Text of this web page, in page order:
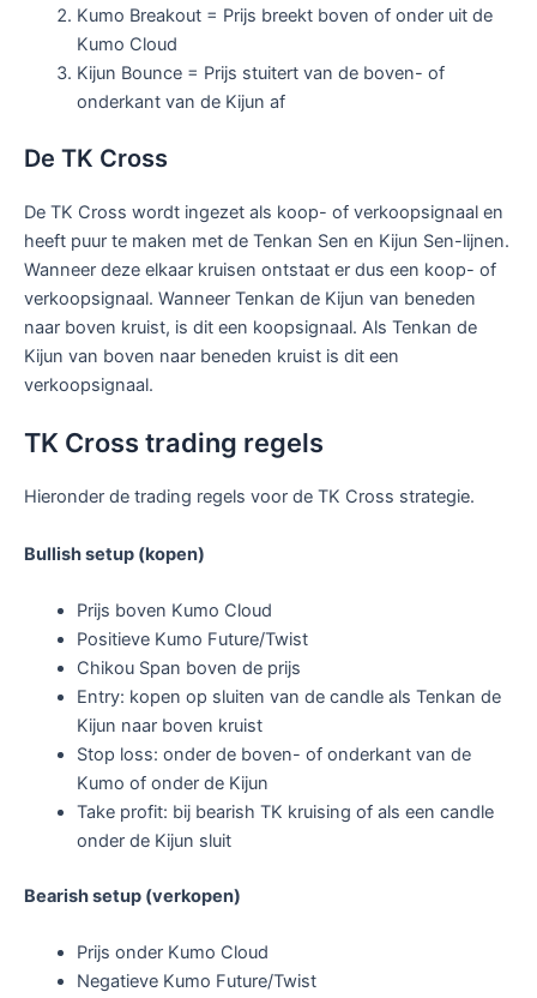
Kumo Breakout = Prijs breekt boven of onder uit de
Kumo Cloud
Kijun Bounce = Prijs stuitert van de boven- of
onderkant van de Kijun af
De TK Cross
De TK Cross wordt ingezet als koop- of verkoopsignaal en
heeft puur te maken met de Tenkan Sen en Kijun Sen-lijnen.
Wanneer deze elkaar kruisen ontstaat er dus een koop- of
verkoopsignaal. Wanneer Tenkan de Kijun van beneden
naar boven kruist, is dit een koopsignaal. Als Tenkan de
Kijun van boven naar beneden kruist is dit een
verkoopsignaal.
TK Cross trading regels
Hieronder de trading regels voor de TK Cross strategie.
Bullish setup (kopen)
Prijs boven Kumo Cloud
Positieve Kumo Future/Twist
Chikou Span boven de prijs
Entry: kopen op sluiten van de candle als Tenkan de
Kijun naar boven kruist
Stop loss: onder de boven- of onderkant van de
Kumo of onder de Kijun
Take profit: bij bearish TK kruising of als een candle
onder de Kijun sluit
Bearish setup (verkopen)
Prijs onder Kumo Cloud
Negatieve Kumo Future/Twist